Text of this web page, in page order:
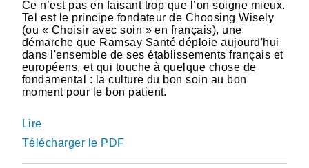
Ce n’est pas en faisant trop que l’on soigne mieux.
Tel est le principe fondateur de Choosing Wisely
(ou « Choisir avec soin » en français), une
démarche que Ramsay Santé déploie aujourd'hui
dans l'ensemble de ses établissements français et
européens, et qui touche à quelque chose de
fondamental : la culture du bon soin au bon
moment pour le bon patient.
Lire
Télécharger le PDF